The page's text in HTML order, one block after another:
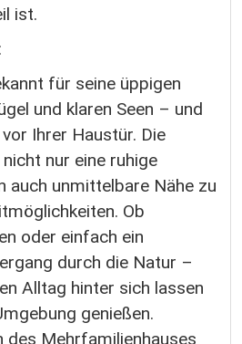
ist.
für seine üppigen
und klaren Seen – und
Ihrer Haustür. Die
nur eine ruhige
auch unmittelbare Nähe zu
Ob
oder einfach ein
durch die Natur –
Alltag hinter sich lassen
genießen.
des Mehrfamilienhauses